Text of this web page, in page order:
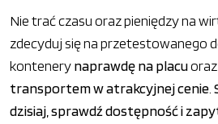
Nie trać czasu oraz pieniędzy na
zdecyduj się na przetestowanego
kontenerynaprawdę na placu
transportem w atrakcyjnej cenie
dzisiaj, sprawdź dostępność i